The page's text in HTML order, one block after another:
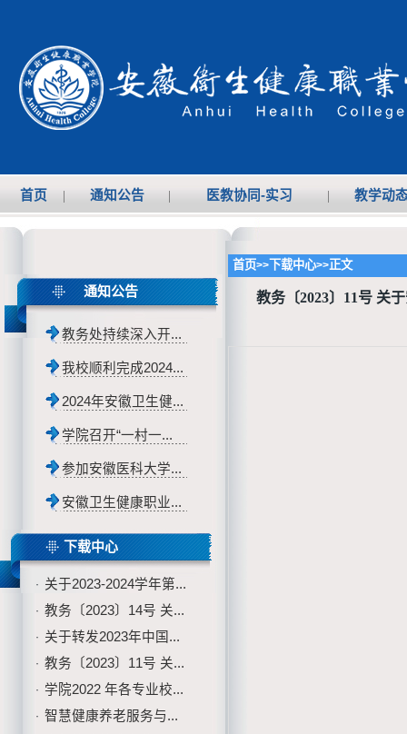
首页 | 通知公告 | 医教协同-实习 | 教学动
通知公告
教务处持续深入开...
我校顺利完成2024...
2024年安徽卫生健...
学院召开“一村一...
参加安徽医科大学...
安徽卫生健康职业...
下载中心
· 关于2023-2024学年第...
· 教务〔2023〕14号 关...
· 关于转发2023年中国...
· 教务〔2023〕11号 关...
· 学院2022 年各专业校...
· 智慧健康养老服务与...
首页>> 下载中心>>正文
教务〔2023〕11号 关